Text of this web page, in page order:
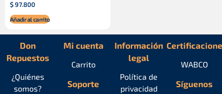
$97.800
Añadir al carrito
Don
Repuestos
¿Quiénes
somos?
Mi cuenta
Carrito
Soporte
Información
legal
Política de
privacidad
Síguenos
WABCO